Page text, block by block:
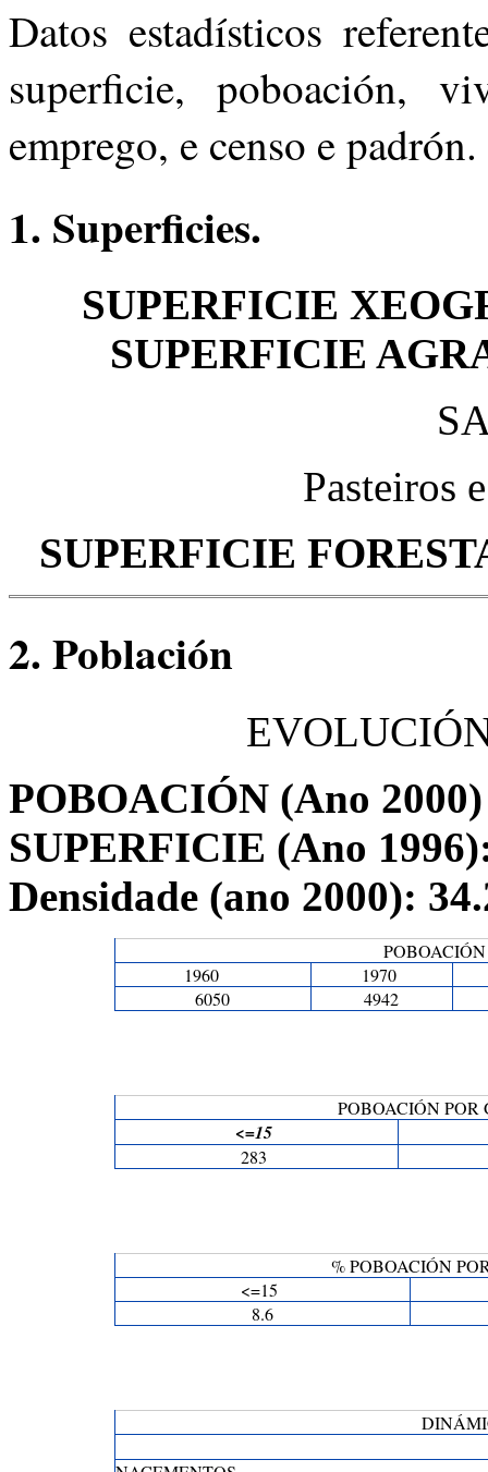
Datos estadísticos
superficie, poboación,
emprego, e censo e padrón.
1. Superficies.
SUPERFICIE
SUPERFICIE
Pasteiros
SUPERFICIE
2. Población
POBOACIÓN (Ano
SUPERFICIE (Ano
Densidade (ano 2000):
1960
1970
6050
4942
POBOACIÓN POR
<=15
283
% POBOACIÓN
<=15
8.6